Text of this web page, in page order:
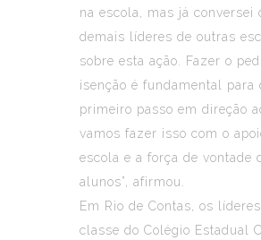
na escola, mas já conversei
demais líderes de outras
sobre esta ação. Fazer o
isenção é fundamental para
primeiro passo em direção
vamos fazer isso com o
escola e a força de vontade
alunos”, afirmou.
Em Rio de Contas, os
classe do Colégio Estadual